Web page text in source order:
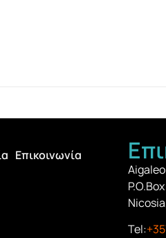
Επικοινωνία
Tel: